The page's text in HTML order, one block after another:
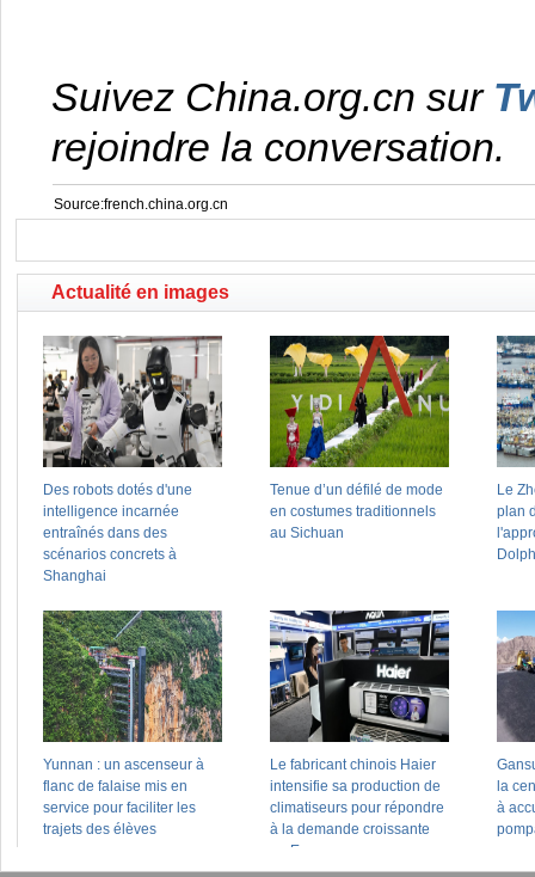
Suivez China.org.cn sur
rejoindre la conversation.
Source:french.china.org.cn